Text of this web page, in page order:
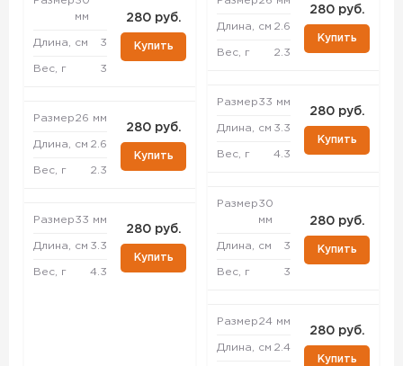
мм
Длина, см 3
Вес, г 3
280 руб.
Купить
Размер26 мм
Длина, см 2.6
Вес, г 2.3
280 руб.
Купить
Размер33 мм
Длина, см 3.3
Вес, г 4.3
280 руб.
Купить
Длина, см 2.6
Вес, г 2.3
280 руб.
Купить
Размер33 мм
Длина, см 3.3
Вес, г 4.3
280 руб.
Купить
Размер30
мм
Длина, см 3
Вес, г 3
280 руб.
Купить
Размер24 мм
Длина, см 2.4
280 руб.
Купить